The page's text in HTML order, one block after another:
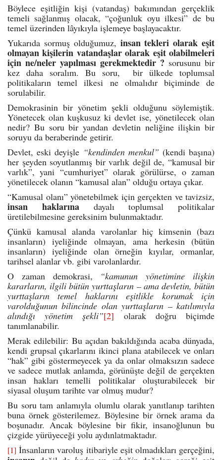
Böylece eşitliğin kişi (vatandaş) bakımından gerçeklik
temeli sağlanmış olacak, “çoğunluk oyu ilkesi” de bu
temel üzerinden lâyıkıyla işlemeye başlayacaktır.
Yukarıda sormuş olduğumuz, insan tekleri olarak eşit
olmayan kişilerin vatandaşlar olarak eşit olabilmeleri
için ne/neler yapılması gerekmektedir ? sorusunu bir
kez daha soralım. Bu soru, bir ülkede toplumsal
politikaların temel ilkesi ne olmalıdır biçiminde de
sorulabilir.
Demokrasinin bir yönetim şekli olduğunu söylemiştik.
Yönetecek olan kuşkusuz ki devlet ise, yönetilecek olan
nedir? Bu soru bir yandan devletin neliğine ilişkin bir
soruyu da beraberinde getirir.
Devlet, eski deyişle “kendinden menkul” (kendi başına)
her şeyden soyutlanmış bir varlık değil de, “kamusal bir
varlık”, yani “cumhuriyet” olarak görülürse, o zaman
yönetilecek olanın “kamusal alan” olduğu ortaya çıkar.
“Kamusal olanı” yönetebilmek için gerçekten ve tavizsiz,
insan haklarınadayalı toplumsal politikalar
üretilebilmesine gereksinim bulunmaktadır.
Çünkü kamusal alanda varolanlar hiç kimsenin (bazı
insanların) iyeliğinde olmayan, ama herkesin (bütün
insanların) iyeliğinde olan örneğin kıyılar, ormanlar,
tarihsel alanlar vb. gibi varolanlardır.
O zaman demokrasi,
“kamunun yönetimine ilişkin
kararların, ilgili bütün yurttaşların – ama devletin, bütün
yurttaşların temel haklarını eşitlikle korumak için
varolduğunun bilincinde olan yurttaşların – katılımıyla
alındığı yönetim şekli”[2] olarak doğru biçimde
tanımlanabilir.
Merak edilebilir: Bu açıdan bakıldığında acaba dünyada,
kendi grupsal çıkarlarını ikinci plana atabilecek ve onları
“hak” gibi göstermeyecek ya da onlar olmaksızın sadece
ve sadece mutlak anlamda, görünüşte değil de gerçekten
insan hakları temelli politikalar oluşturabilecek bir
siyasal oluşum tarihte var olmuş mudur?
Bu soru tam anlamıyla olumlu olarak yanıtlanıp tarihten
buna örnek gösterilemez. Böylesine bir örnek arama da
boşunadır. Ancak böylesine bir fikir, insanoğlunun bu
çizgide yürüyeceği yolu aydınlatmaktadır.
[1] İnsanların varoluş itibariyle eşit olmadıkları gerçeğini,